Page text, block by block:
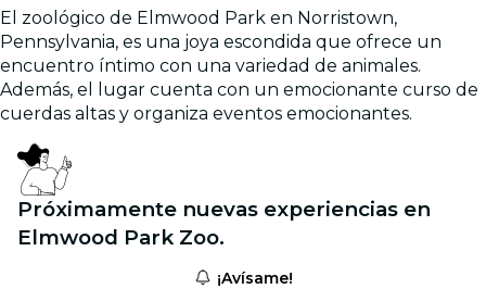
El zoológico de Elmwood Park en Norristown,
Pennsylvania, es una joya escondida que ofrece un
encuentro íntimo con una variedad de animales.
Además, el lugar cuenta con un emocionante curso de
cuerdas altas y organiza eventos emocionantes.
Próximamente nuevas experiencias en
Elmwood Park Zoo.
¡Avísame!